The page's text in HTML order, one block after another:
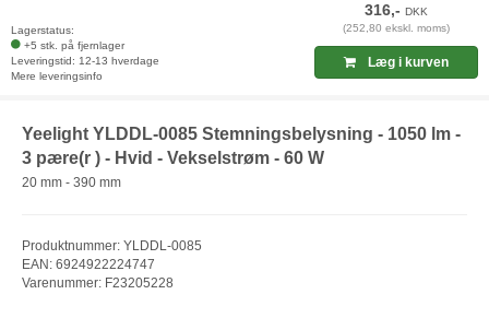
Lagerstatus:
+5 stk. på fjernlager
Leveringstid: 12-13 hverdage
Mere leveringsinfo
316,-DKK
(252,80 ekskl. moms)
Læg i kurven
Yeelight YLDDL-0085 Stemningsbelysning - 1050 lm -
3 pære(r ) - Hvid - Vekselstrøm - 60 W
20 mm - 390 mm
Produktnummer: YLDDL-0085
EAN: 6924922224747
Varenummer: F23205228